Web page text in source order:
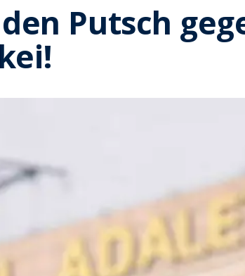
Putsch